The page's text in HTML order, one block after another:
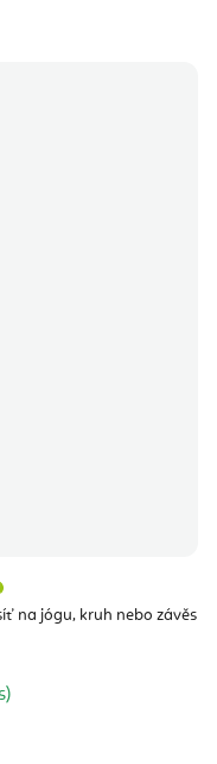
na jógu, kruh nebo závěs
produktu
je
hvězdiček.